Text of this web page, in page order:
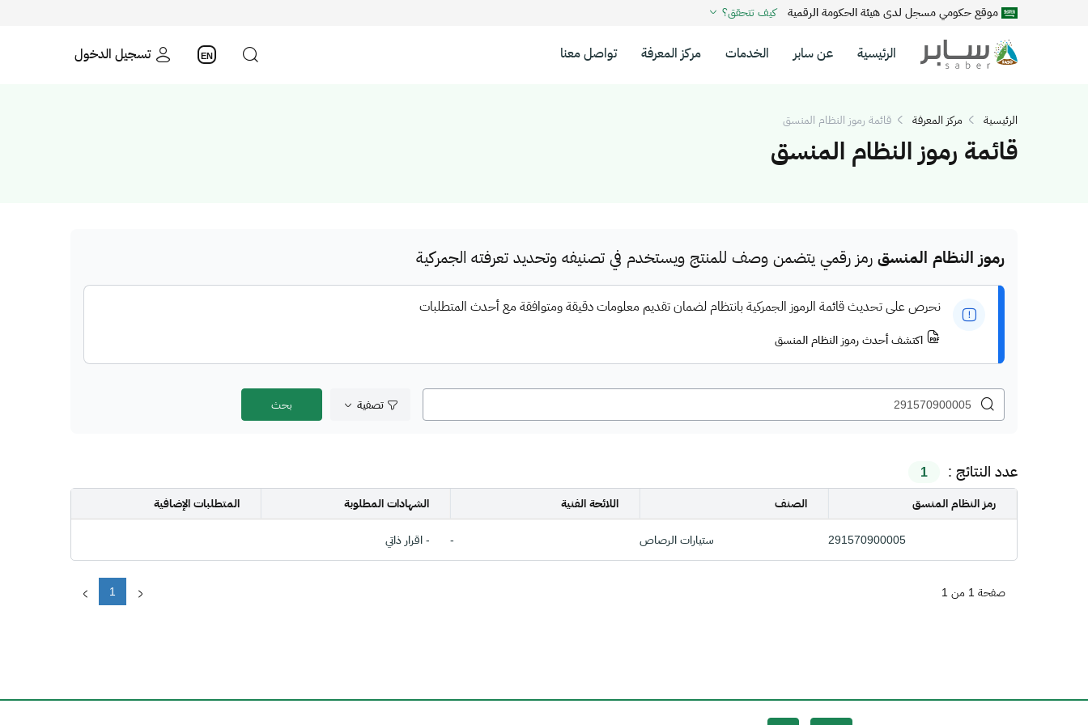
موقع حكومي مسجل لدى هيئة الحكومة الرقمية كيف تتحقق؟
الرئيسية عن سابر الخدمات مركز المعرفة تواصل معنا تسجيل الدخول EN
الرئيسية مركز المعرفة قائمة رموز النظام المنسق
قائمة رموز النظام المنسق
رموز النظام المنسق رمز رقمي يتضمن وصف للمنتج ويستخدم في تصنيفه وتحديد تعرفته الجمركية
نحرص على تحديث قائمة الرموز الجمركية بانتظام لضمان تقديم معلومات دقيقة ومتوافقة مع أحدث المتطلبات
اكتشف أحدث رموز النظام المنسق
تصفية
عدد النتائج : 1
رمز النظام المنسق الصنف اللائحة الفنية الشهادات المطلوبة المتطلبات الإضافية
291570900005 ستيارات الرصاص - - اقرار ذاتي
1 صفحة 1 من 1